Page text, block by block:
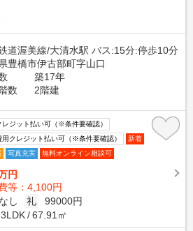
道渥美線/大清水駅 バス:15分:停歩10分
豊橋市伊古部町字山口
築17年
数
2階建
レジット払い可（※条件要確認）
用クレジット払い可（※条件要確認）
新着
写真充実 無料オンライン相談可
円
等：4,100円
なし 礼
99000円
3LDK 67.91㎡